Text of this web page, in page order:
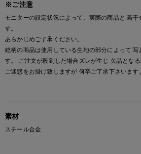
※ご注意
モニターの設定状況によって、実際の商品と 若干
す。
あらかじめご了承ください。
総柄の商品は使用している生地の部分によって 写
す。 ご注文が殺到した場合ズレが生じ 欠品となる
ご迷惑をお掛け致しますが 何卒ご了承下さいます
素材
スチール合金